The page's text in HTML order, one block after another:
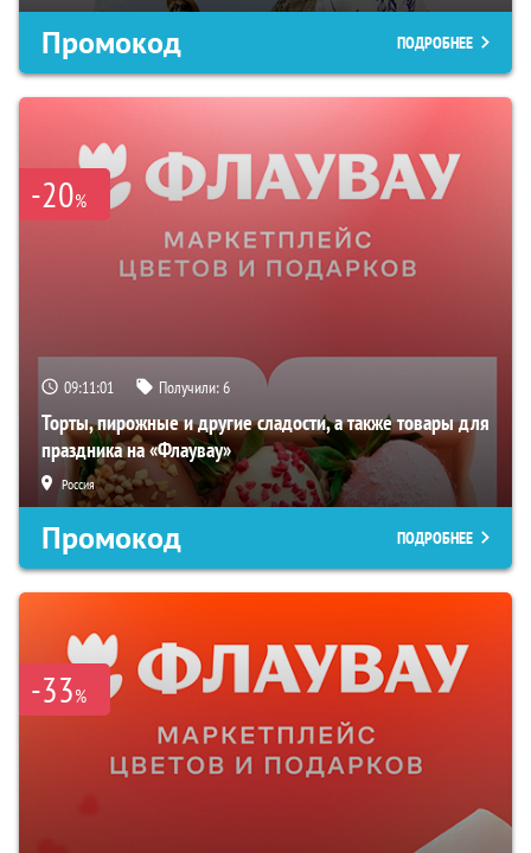
Промокод ПОДРОБНЕЕ
-20%
09:11:00 Получили:6
Торты, пирожные и другие сладости, а также товары для
праздника на «Флаувау»
Россия
Промокод ПОДРОБНЕЕ
-33%